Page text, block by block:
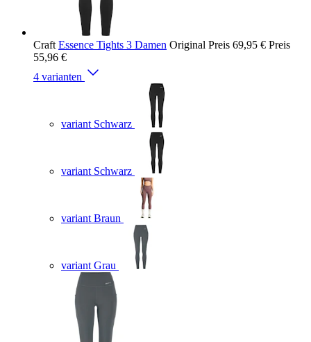
Craft Essence Tights 3 Damen Original Preis 69,95 € Preis
55,96 €
4 varianten
variant Schwarz
variant Schwarz
variant Braun
variant Grau